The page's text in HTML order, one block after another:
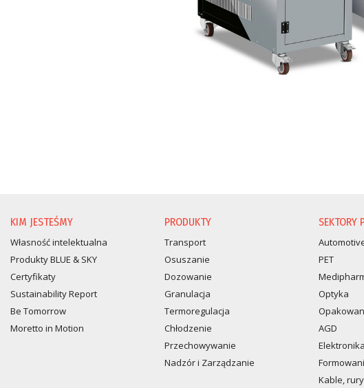
KIM JESTEŚMY
Własność intelektualna
Produkty BLUE & SKY
Certyfikaty
Sustainability Report
Be Tomorrow
Moretto in Motion
PRODUKTY
Transport
Osuszanie
Dozowanie
Granulacja
Termoregulacja
Chłodzenie
Przechowywanie
Nadzór i Zarządzanie
SEKTORY
PET
Optyka
AGD
Elektronika
Kable,